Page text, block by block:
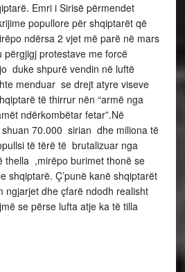
Emri i Sirisë përmendet
popullore për shqiptarët që
ndërsa 2 vjet më parë në mars
përgjigj protestave me forcë
duke shpurë vendin në luftë
menduar se drejt atyre viseve
të thirrur nën “armë nga
ndërkombëtar fetar”.Në
70.000 sirian dhe miliona të
të tërë të brutalizuar nga
thella ,mirëpo burimet thonë se
shqiptarë. Ç’punë kanë shqiptarët
ngjarjet dhe çfarë ndodh realisht
se përse lufta atje ka të tilla